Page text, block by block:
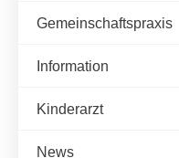
Gemeinschaftspraxis
Information
Kinderarzt
News